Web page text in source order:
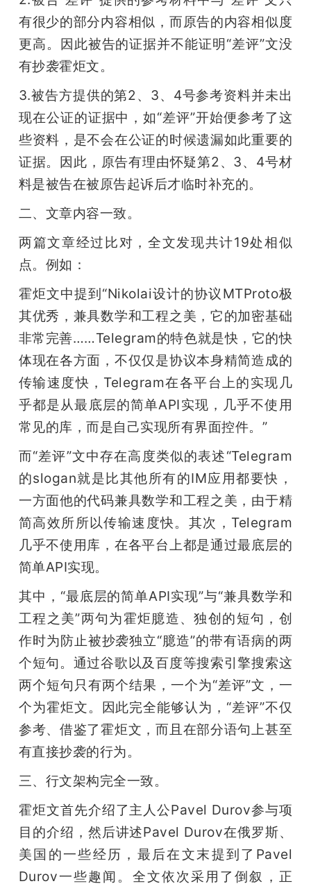
有很少的部分内容相似，而原告的内容相似度
更高。因此被告的证据并不能证明“差评”文没
有抄袭霍炬文。
3.被告方提供的第2、3、4号参考资料并未出
现在公证的证据中，如“差评”开始便参考了这
些资料，是不会在公证的时候遗漏如此重要的
证据。因此，原告有理由怀疑第2、3、4号材
料是被告在被原告起诉后才临时补充的。
二、文章内容一致。
两篇文章经过比对，全文发现共计19处相似
点。例如：
霍炬文中提到“Nikolai设计的协议MTProto极
其优秀，兼具数学和工程之美，它的加密基础
非常完善……Telegram的特色就是快，它的快
体现在各方面，不仅仅是协议本身精简造成的
传输速度快，Telegram在各平台上的实现几
乎都是从最底层的简单API实现，几乎不使用
常见的库，而是自己实现所有界面控件。”
而“差评”文中存在高度类似的表述“Telegram
的slogan就是比其他所有的IM应用都要快，
一方面他的代码兼具数学和工程之美，由于精
简高效所所以传输速度快。其次，Telegram
几乎不使用库，在各平台上都是通过最底层的
简单API实现。
其中，“最底层的简单API实现”与“兼具数学和
工程之美”两句为霍炬臆造、独创的短句，创
作时为防止被抄袭独立“臆造”的带有语病的两
个短句。通过谷歌以及百度等搜索引擎搜索这
两个短句只有两个结果，一个为“差评”文，一
个为霍炬文。因此完全能够认为，“差评”不仅
参考、借鉴了霍炬文，而且在部分语句上甚至
有直接抄袭的行为。
三、行文架构完全一致。
霍炬文首先介绍了主人公Pavel Durov参与项
目的介绍，然后讲述Pavel Durov在俄罗斯、
美国的一些经历，最后在文末提到了Pavel
Durov一些趣闻。全文依次采用了倒叙，正